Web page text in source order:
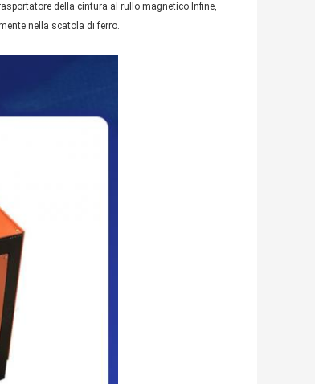
della cintura al rullo magnetico.Infine,
nella scatola di ferro.